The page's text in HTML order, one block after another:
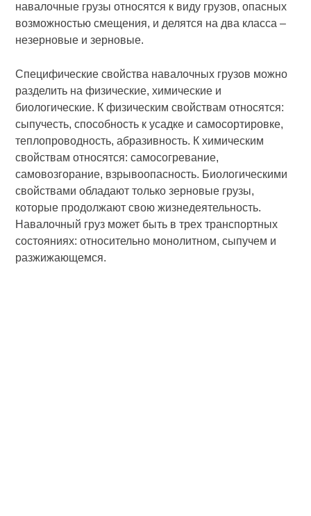
навалочные грузы относятся к виду грузов, опасных
возможностью смещения, и делятся на два класса –
незерновые и зерновые.
Специфические свойства навалочных грузов можно
разделить на физические, химические и
биологические. К физическим свойствам относятся:
сыпучесть, способность к усадке и самосортировке,
теплопроводность, абразивность. К химическим
свойствам относятся: самосогревание,
самовозгорание, взрывоопасность. Биологическими
свойствами обладают только зерновые грузы,
которые продолжают свою жизнедеятельность.
Навалочный груз может быть в трех транспортных
состояниях: относительно монолитном, сыпучем и
разжижающемся.